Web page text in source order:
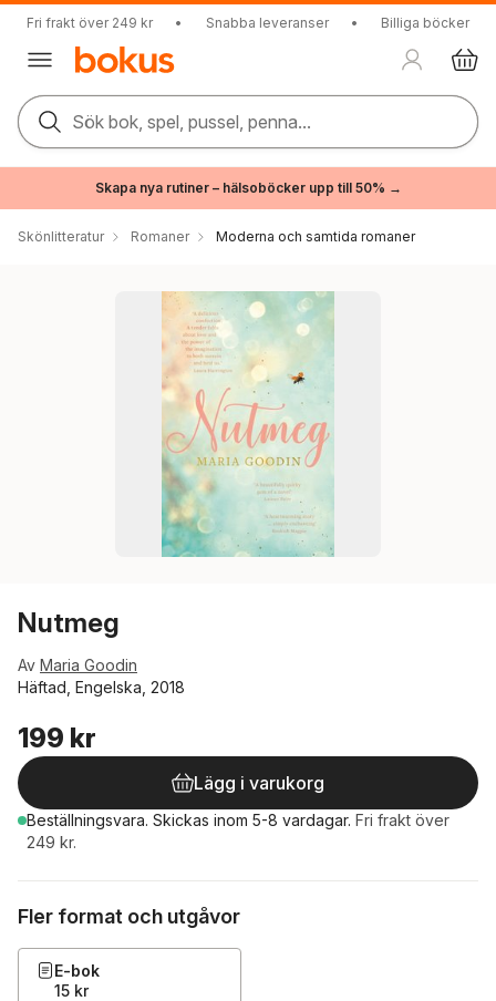
Fri frakt över 249 kr • Snabba leveranser • Billiga böcker
Sök bok, spel, pussel, penna...
Skapa nya rutiner – hälsoböcker upp till 50% →
Skönlitteratur Romaner Moderna och samtida romaner
Nutmeg
Av Maria Goodin
Häftad, Engelska, 2018
199 kr
Lägg i varukorg
Beställningsvara. Skickas inom 5-8 vardagar. Fri frakt över
249 kr.
Fler format och utgåvor
E-bok
15 kr